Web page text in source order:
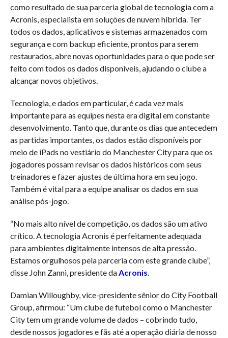
como resultado de sua parceria global de tecnologia com a
Acronis, especialista em soluções de nuvem híbrida. Ter
todos os dados, aplicativos e sistemas armazenados com
segurança e com backup eficiente, prontos para serem
restaurados, abre novas oportunidades para o que pode ser
feito com todos os dados disponíveis, ajudando o clube a
alcançar novos objetivos.
Tecnologia, e dados em particular, é cada vez mais
importante para as equipes nesta era digital em constante
desenvolvimento. Tanto que, durante os dias que antecedem
as partidas importantes, os dados estão disponíveis por
meio de iPads no vestiário do Manchester City para que os
jogadores possam revisar os dados históricos com seus
treinadores e fazer ajustes de última hora em seu jogo.
Também é vital para a equipe analisar os dados em sua
análise pós-jogo.
“No mais alto nível de competição, os dados são um ativo
crítico. A tecnologia Acronis é perfeitamente adequada
para ambientes digitalmente intensos de alta pressão.
Estamos orgulhosos pela parceria com este grande clube”,
disse John Zanni, presidente daAcronis.
Damian Willoughby, vice-presidente sênior do City Football
Group, afirmou: “Um clube de futebol como o Manchester
City tem um grande volume de dados – cobrindo tudo,
desde nossos jogadores e fãs até a operação diária de nosso